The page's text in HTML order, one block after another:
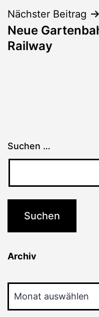
Nächster Beitrag
Neue
Railway
Suchen …
Archiv